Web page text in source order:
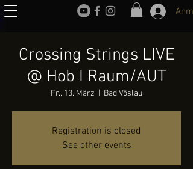
Crossing Strings LIVE
@ Hob I Raum/AUT
Fr., 13. März Bad Vöslau
Registration is closed
See other events